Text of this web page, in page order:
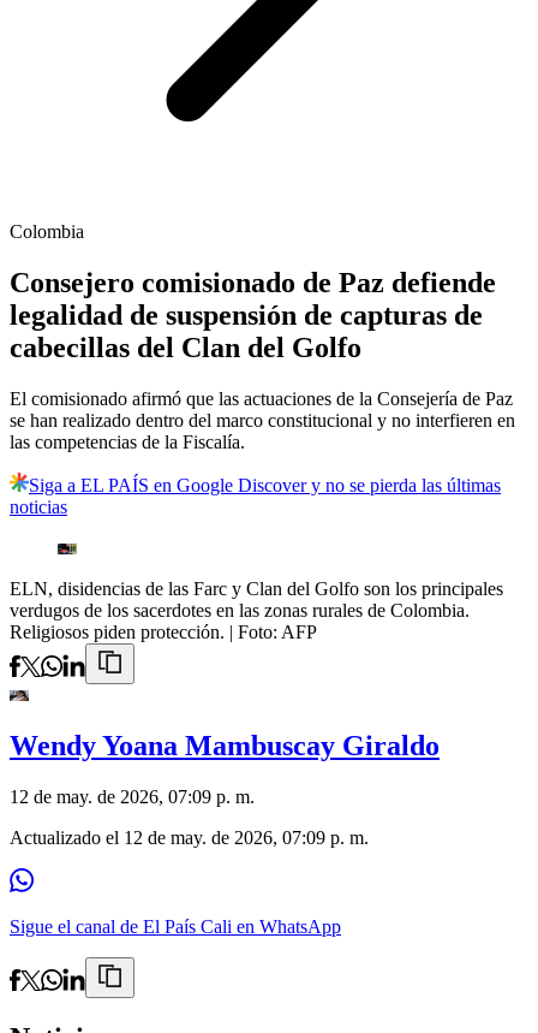
Colombia
Consejero comisionado de Paz defiende
legalidad de suspensión de capturas de
cabecillas del Clan del Golfo
El comisionado afirmó que las actuaciones de la Consejería de Paz
se han realizado dentro del marco constitucional y no interfieren en
las competencias de la Fiscalía.
Siga a EL PAÍS en Google Discover y no se pierda las últimas
noticias
ELN, disidencias de las Farc y Clan del Golfo son los principales
verdugos de los sacerdotes en las zonas rurales de Colombia.
Religiosos piden protección. | Foto: AFP
Wendy Yoana Mambuscay Giraldo
12 de may. de 2026, 07:09 p. m.
Actualizado el 12 de may. de 2026, 07:09 p. m.
Sigue el canal de El País Cali en WhatsApp